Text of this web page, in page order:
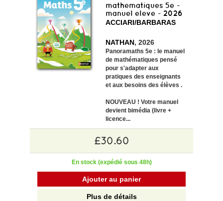
mathematiques 5e -
manuel eleve - 2026
ACCIARI/BARBARAS
NATHAN, 2026
Panoramaths 5e : le manuel
de mathématiques pensé
pour s'adapter aux
pratiques des enseignants
et aux besoins des élèves .
NOUVEAU ! Votre manuel
devient bimédia (livre +
licence...
£30.60
En stock (expédié sous 48h)
Ajouter au panier
Plus de détails